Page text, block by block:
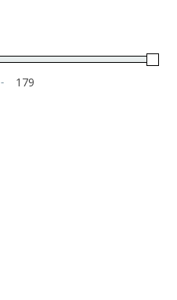
Minimum Price
-
Maximum Price